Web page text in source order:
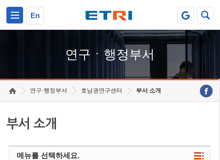
En
연구ㆍ행정부서
연구·행정부서 호남권연구센터 부서 소개
부서 소개
메뉴를 선택하세요.